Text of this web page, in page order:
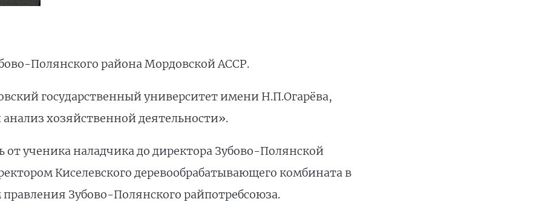
Полянского района Мордовской АССР.
государственный университет имени Н.П.Огарёва,
хозяйственной деятельности».
от ученика наладчика до директора Зубово-Полянской
Киселевского деревообрабатывающего комбината в
Зубово-Полянского райпотребсоюза.